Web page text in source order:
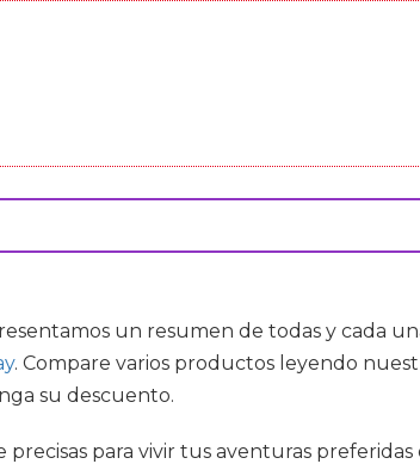
un resumen de todas y cada
. Compare varios productos leyendo
su descuento.
para vivir tus aventuras preferidas